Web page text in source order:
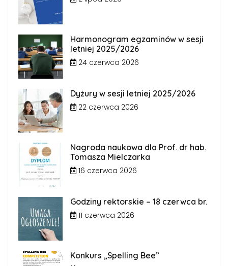
Harmonogram egzaminów w sesji
letniej 2025/2026
24 czerwca 2026
Dyżury w sesji letniej 2025/2026
22 czerwca 2026
Nagroda naukowa dla Prof. dr hab.
Tomasza Mielczarka
16 czerwca 2026
Godziny rektorskie – 18 czerwca br.
11 czerwca 2026
Konkurs „Spelling Bee”